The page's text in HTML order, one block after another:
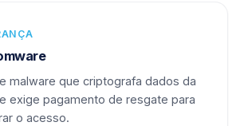
malware que criptografa dados da
exige pagamento de resgate para
o acesso.